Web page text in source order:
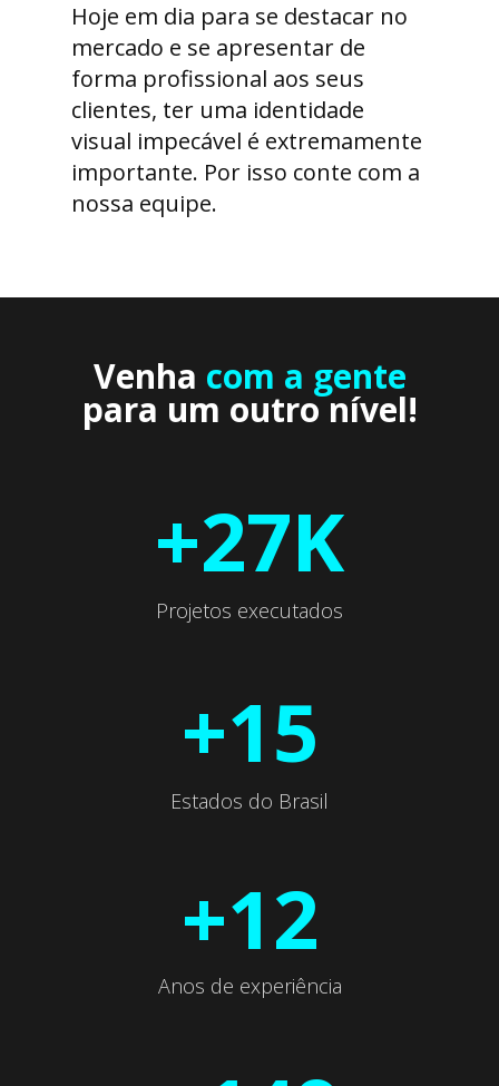
Hoje em dia para se destacar no
mercado e se apresentar de
forma profissional aos seus
clientes, ter uma identidade
visual impecável é extremamente
importante. Por isso conte com a
nossa equipe.
Venha com a gente
para um outro nível!
+27K
Projetos executados
+15
Estados do Brasil
+12
Anos de experiência